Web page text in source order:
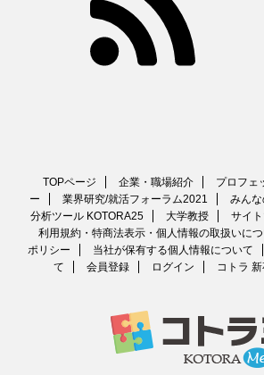
TOPページ 企業・職場紹介
プロフェ
ー
業界研究/就活フォーラム2021 みん
分析ツール KOTORA25
大学教授 サイ
利用規約・特商法表示・個人情報の取扱いに
ポリシー
当社が保有する個人情報について
て
会員登録 ログイン コトラ